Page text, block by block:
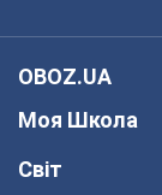
OBOZ.UA
Моя Школа
Світ